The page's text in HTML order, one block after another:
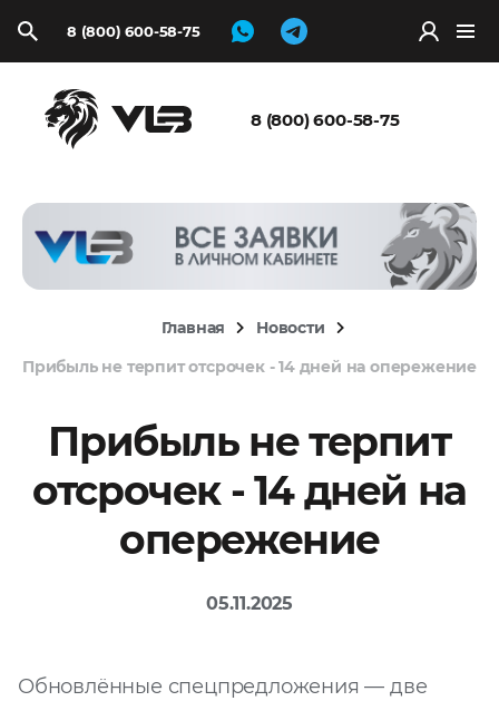
8 (800) 600-58-75
8 (800) 600-58-75
Главная
Новости
Прибыль не терпит отсрочек - 14 дней на опережение
Прибыль не терпит
отсрочек - 14 дней на
опережение
05.11.2025
Обновлённые спецпредложения — две
Запросить
расчёт
Файл